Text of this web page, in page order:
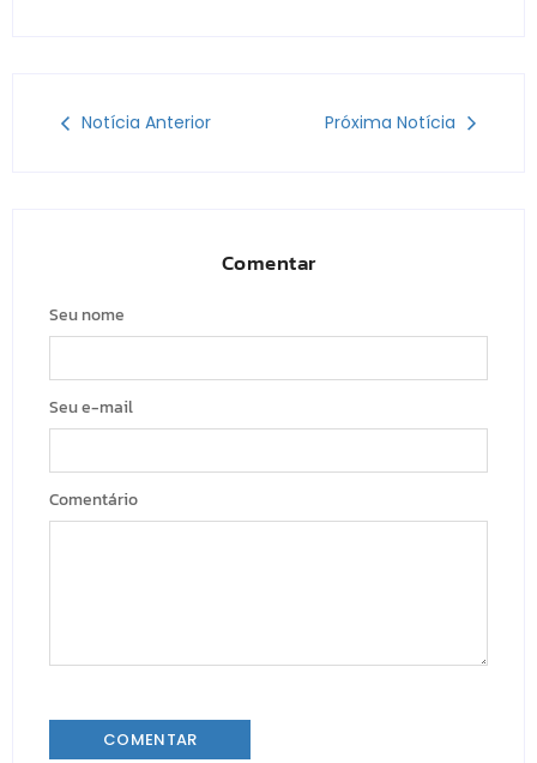
Notícia Anterior Próxima Notícia
Comentar
Seu nome
Seu e-mail
Comentário